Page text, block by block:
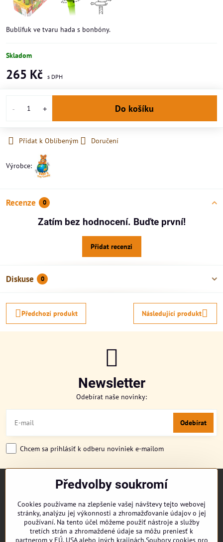
Bublifuk ve tvaru hada s bonbóny.
Skladom
265 Kč
Do košíku
Přidat k Oblíbeným Doručení
Výrobce:
Recenze 0
Zatím bez hodnocení. Buďte první!
Přidat recenzi
Diskuse 0
Předchozí produkt Následující produkt
Newsletter
Odebírat naše novinky:
Odebírat
Chcem sa prihlásiť k odberu noviniek e-mailom
CUKRONOVINKY
DORUČENÍ OBJEDNÁVKY
REKLAMAČNÍ ŘÁD
Předvolby soukromí
Cookies používame na zlepšenie vašej návštevy tejto webovej
stránky, analýzu jej výkonnosti a zhromažďovanie údajov o jej
používaní. Na tento účel môžeme použiť nástroje a služby
tretích strán a zhromaždené údaje sa môžu preniesť k
partnerom v EÚ, USA alebo iných krajinách.Soubory cookies pro